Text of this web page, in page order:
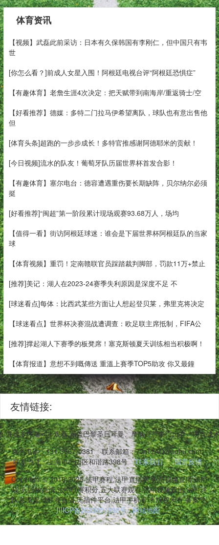
体育资讯
【视频】武磊此前采访：日本有久保韩国有李刚仁，但中国只有韦
世
[你怎么看？]前成人女星入围！阿根廷电视台评“阿根廷恐惧症”
【有趣体育】老詹生涯4次决定：把天赋带到南海岸/重返骑士/空
【好看推荐】德媒：多特二门拉马伊希望离队，球队也有意出售他
但
[体育头条]超跑的一步步成长！多特官推感谢阿德耶米的贡献！
[今日视频]流水的队友！葡萄牙队历届世界杯首发合影！
【有趣体育】塞尔电台：德容遭遇重伤要长期缺阵，贝尔纳尔必须
挺
[好看推荐]“闽超”第一阶段累计现场观赛93.68万人，场均
【值得一看】街访阿根廷球迷：谁会是下届世界杯阿根廷队的当家
球
【体育视频】重罚！定南赣联官员踩踏裁判脚部，罚款11万+禁止
[推荐]美记：湖人在2023-24赛季失利原因是深度不足 不
[球迷看点]每体：比西武某些方面让人想起登贝莱，弗里克将决定
【球迷看点】世界杯决赛混战遭调查：欧足联主席抵制，FIFA公
[推荐]撑起湖人下赛季的板凳席！塞克斯顿夏天训练相当积极啊！
【体育报道】意想不到嘅傳送 重溫上賽季TOP5助攻 你又最鐘
友情链接:
容多终端同步观看,涵盖巴黎圣日耳曼、摩纳哥等豪门比赛。内含
联系电话：131-3567-0381
联系邮箱：7JnTzAQ@sohu.com
联系地址：上海市平山区和谐路398号
联系我们
留言反馈
Copyright © 2016-2025 法甲赛程,法甲直播网,免费视频直播,法甲
现场,回放高清,法甲联赛积分,五大联赛观看,法甲视频直播,法甲球
队表现,足球联赛直播,无插件平台,法甲手机看球 版权所有 备案号:
川ICP备2023051998号 网站地图